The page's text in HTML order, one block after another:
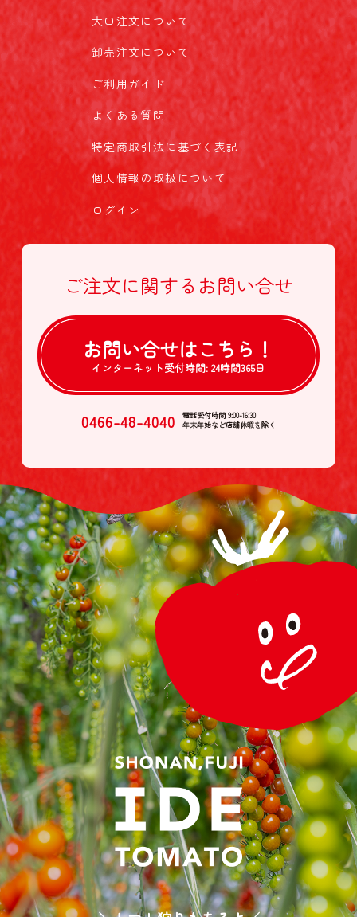
大口注文について
卸売注文について
ご利用ガイド
よくある質問
特定商取引法に基づく表記
個人情報の取扱について
ログイン
ご注文に関する お問い合せ
お問い合せはこちら！
インターネット受付時間: 24時間365日
0466-48-4040
電話受付時間 9:00-16:30
年末年始など店舗休暇を除く